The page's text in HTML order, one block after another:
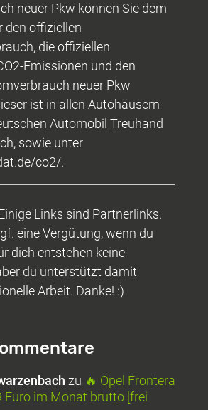
neuer Pkw können Sie dem
den offiziellen
die offiziellen
Emissionen und den
neuer Pkw
ist in allen Autohäusern
Automobil Treuhand
sowie unter
co2/.
Links sind Partnerlinks.
eine Vergütung, wenn du
dich entstehen keine
du unterstützt damit
Arbeit. Danke! :)
zu 🔥 Opel Frontera
Euro im Monat brutto [frei